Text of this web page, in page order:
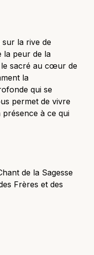
sur la rive de
la peur de la
sacré au cœur de
la
qui se
permet de vivre
présence à ce qui
de la Sagesse
Frères et des